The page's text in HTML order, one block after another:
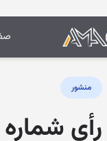
منشور